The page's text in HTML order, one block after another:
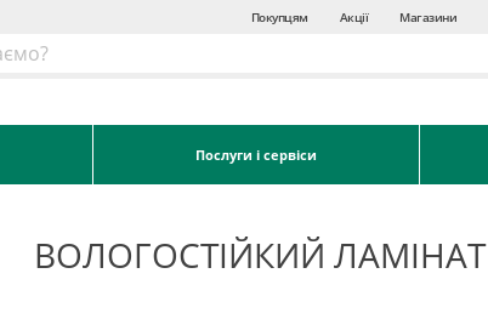
Покупцям Акції Магазини
Послуги і сервіси
ВОЛОГОСТІЙКИЙ ЛАМІНАТ